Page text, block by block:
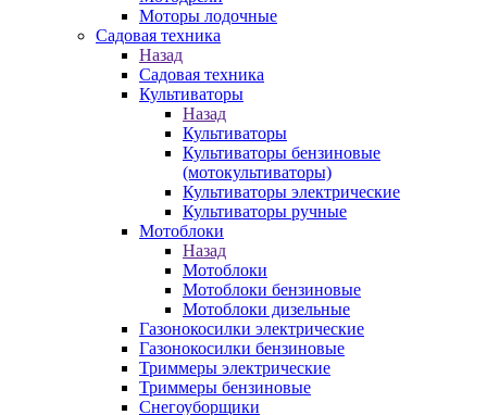
Моторы лодочные
Садовая техника
Назад
Садовая техника
Культиваторы
Назад
Культиваторы
Культиваторы бензиновые
(мотокультиваторы)
Культиваторы электрические
Культиваторы ручные
Мотоблоки
Назад
Мотоблоки
Мотоблоки бензиновые
Мотоблоки дизельные
Газонокосилки электрические
Газонокосилки бензиновые
Триммеры электрические
Триммеры бензиновые
Снегоуборщики